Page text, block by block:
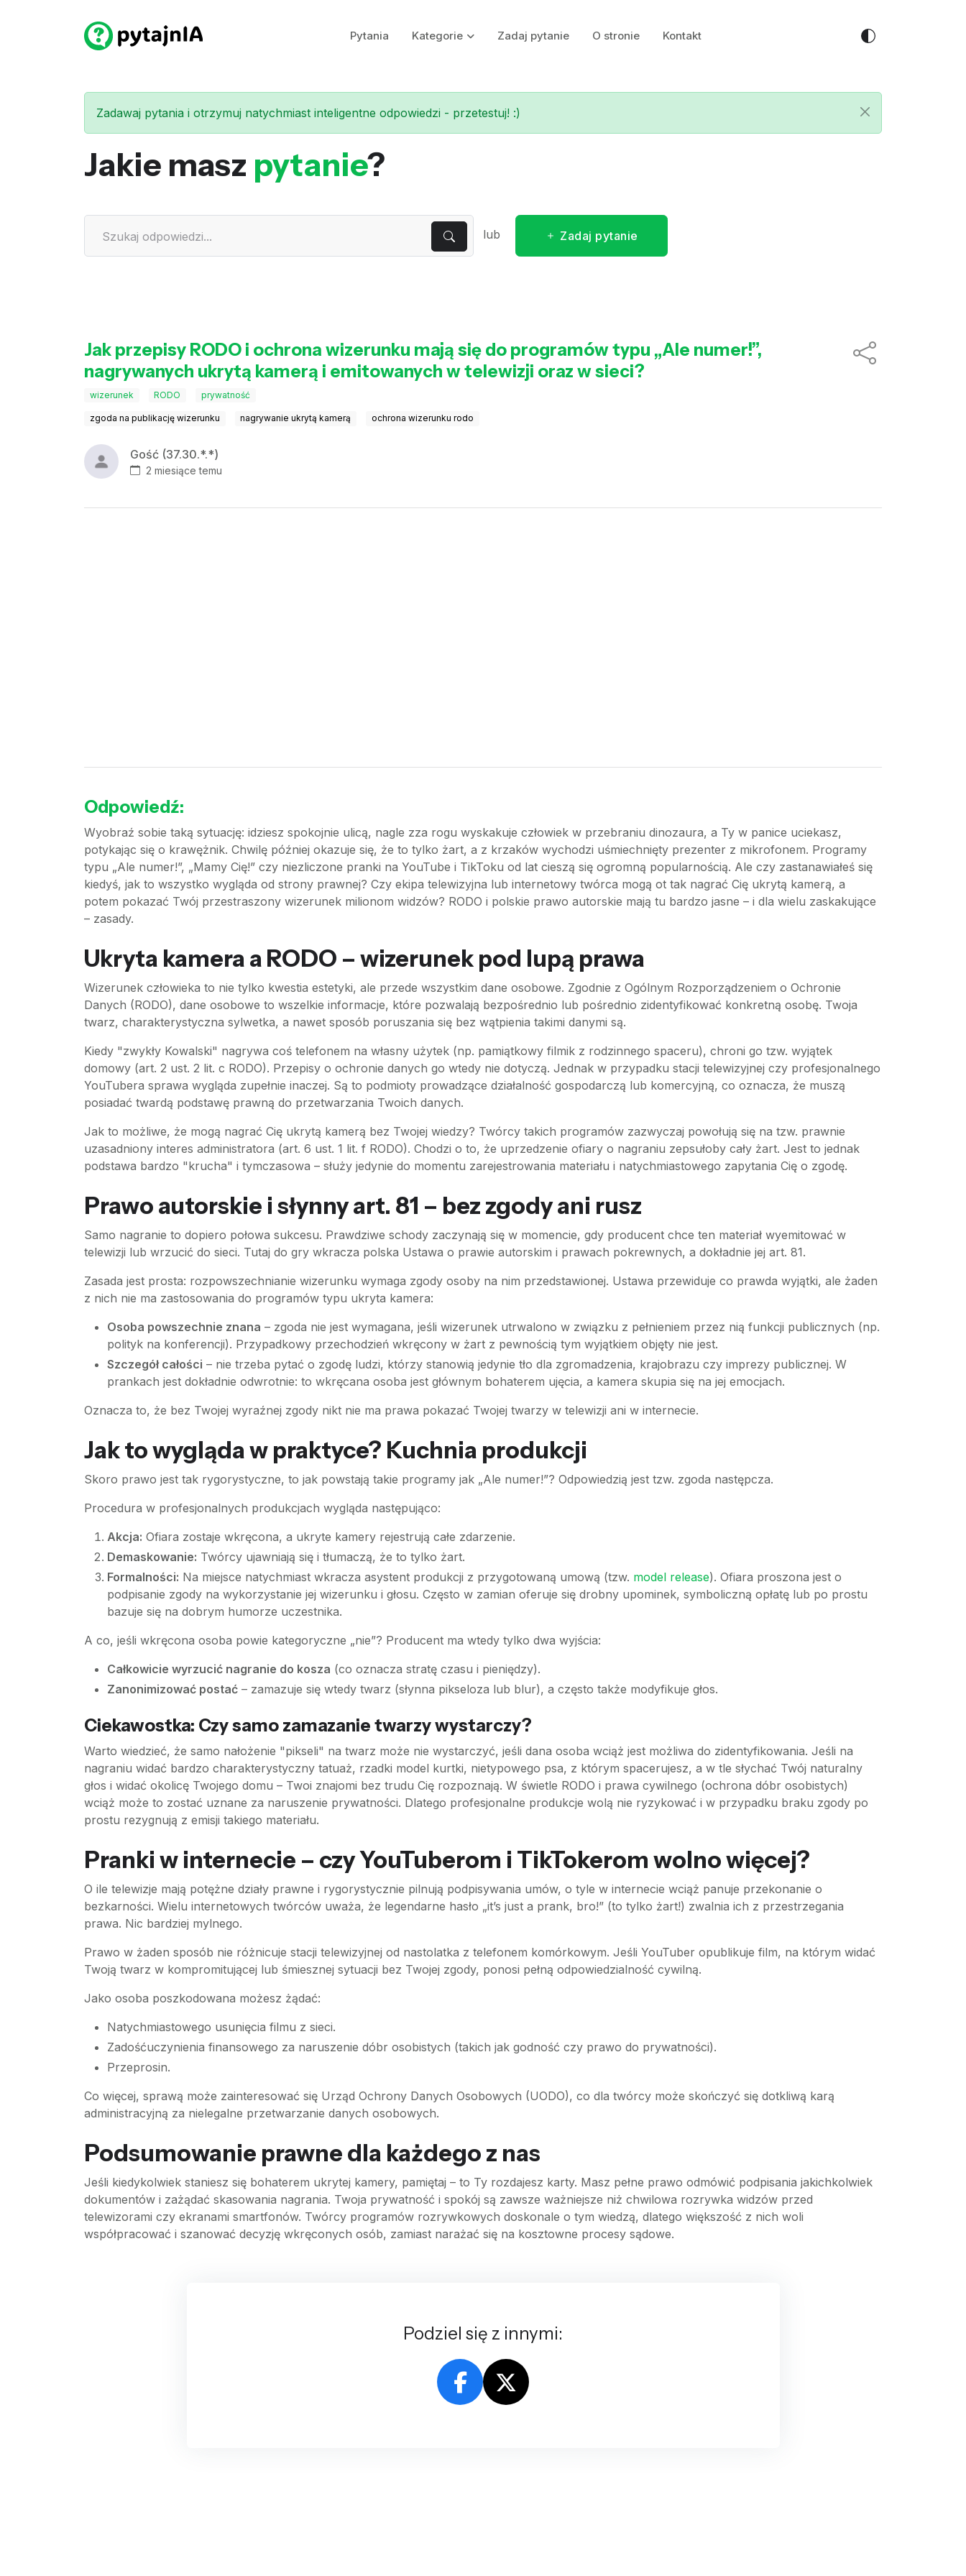
Pytania Kategorie Zadaj pytanie O stronie Kontakt
Zadawaj pytania i otrzymuj natychmiast inteligentne odpowiedzi - przetestuj! :)
Jakie masz pytanie?
lub Zadaj pytanie
Jak przepisy RODO i ochrona wizerunku mają się do programów typu „Ale numer!”,
nagrywanych ukrytą kamerą i emitowanych w telewizji oraz w sieci?
wizerunek RODO prywatność
zgoda na publikację wizerunku nagrywanie ukrytą kamerą ochrona wizerunku rodo
Gość (37.30.*.*)
2 miesiące temu
Odpowiedź:
Wyobraź sobie taką sytuację: idziesz spokojnie ulicą, nagle zza rogu wyskakuje człowiek w przebraniu dinozaura, a Ty w panice uciekasz,
potykając się o krawężnik. Chwilę później okazuje się, że to tylko żart, a z krzaków wychodzi uśmiechnięty prezenter z mikrofonem. Programy
typu „Ale numer!”, „Mamy Cię!” czy niezliczone pranki na YouTube i TikToku od lat cieszą się ogromną popularnością. Ale czy zastanawiałeś się
kiedyś, jak to wszystko wygląda od strony prawnej? Czy ekipa telewizyjna lub internetowy twórca mogą ot tak nagrać Cię ukrytą kamerą, a
potem pokazać Twój przestraszony wizerunek milionom widzów? RODO i polskie prawo autorskie mają tu bardzo jasne – i dla wielu zaskakujące
– zasady.
Ukryta kamera a RODO – wizerunek pod lupą prawa
Wizerunek człowieka to nie tylko kwestia estetyki, ale przede wszystkim dane osobowe. Zgodnie z Ogólnym Rozporządzeniem o Ochronie
Danych (RODO), dane osobowe to wszelkie informacje, które pozwalają bezpośrednio lub pośrednio zidentyfikować konkretną osobę. Twoja
twarz, charakterystyczna sylwetka, a nawet sposób poruszania się bez wątpienia takimi danymi są.
Kiedy "zwykły Kowalski" nagrywa coś telefonem na własny użytek (np. pamiątkowy filmik z rodzinnego spaceru), chroni go tzw. wyjątek
domowy (art. 2 ust. 2 lit. c RODO). Przepisy o ochronie danych go wtedy nie dotyczą. Jednak w przypadku stacji telewizyjnej czy profesjonalnego
YouTubera sprawa wygląda zupełnie inaczej. Są to podmioty prowadzące działalność gospodarczą lub komercyjną, co oznacza, że muszą
posiadać twardą podstawę prawną do przetwarzania Twoich danych.
Jak to możliwe, że mogą nagrać Cię ukrytą kamerą bez Twojej wiedzy? Twórcy takich programów zazwyczaj powołują się na tzw. prawnie
uzasadniony interes administratora (art. 6 ust. 1 lit. f RODO). Chodzi o to, że uprzedzenie ofiary o nagraniu zepsułoby cały żart. Jest to jednak
podstawa bardzo "krucha" i tymczasowa – służy jedynie do momentu zarejestrowania materiału i natychmiastowego zapytania Cię o zgodę.
Prawo autorskie i słynny art. 81 – bez zgody ani rusz
Samo nagranie to dopiero połowa sukcesu. Prawdziwe schody zaczynają się w momencie, gdy producent chce ten materiał wyemitować w
telewizji lub wrzucić do sieci. Tutaj do gry wkracza polska Ustawa o prawie autorskim i prawach pokrewnych, a dokładnie jej art. 81.
Zasada jest prosta: rozpowszechnianie wizerunku wymaga zgody osoby na nim przedstawionej. Ustawa przewiduje co prawda wyjątki, ale żaden
z nich nie ma zastosowania do programów typu ukryta kamera:
Osoba powszechnie znana – zgoda nie jest wymagana, jeśli wizerunek utrwalono w związku z pełnieniem przez nią funkcji publicznych (np.
polityk na konferencji). Przypadkowy przechodzień wkręcony w żart z pewnością tym wyjątkiem objęty nie jest.
Szczegół całości – nie trzeba pytać o zgodę ludzi, którzy stanowią jedynie tło dla zgromadzenia, krajobrazu czy imprezy publicznej. W
prankach jest dokładnie odwrotnie: to wkręcana osoba jest głównym bohaterem ujęcia, a kamera skupia się na jej emocjach.
Oznacza to, że bez Twojej wyraźnej zgody nikt nie ma prawa pokazać Twojej twarzy w telewizji ani w internecie.
Jak to wygląda w praktyce? Kuchnia produkcji
Skoro prawo jest tak rygorystyczne, to jak powstają takie programy jak „Ale numer!”? Odpowiedzią jest tzw. zgoda następcza.
Procedura w profesjonalnych produkcjach wygląda następująco:
Akcja: Ofiara zostaje wkręcona, a ukryte kamery rejestrują całe zdarzenie.
Demaskowanie: Twórcy ujawniają się i tłumaczą, że to tylko żart.
Formalności: Na miejsce natychmiast wkracza asystent produkcji z przygotowaną umową (tzw. model release). Ofiara proszona jest o
podpisanie zgody na wykorzystanie jej wizerunku i głosu. Często w zamian oferuje się drobny upominek, symboliczną opłatę lub po prostu
bazuje się na dobrym humorze uczestnika.
A co, jeśli wkręcona osoba powie kategoryczne „nie”? Producent ma wtedy tylko dwa wyjścia:
Całkowicie wyrzucić nagranie do kosza (co oznacza stratę czasu i pieniędzy).
Zanonimizować postać – zamazuje się wtedy twarz (słynna pikseloza lub blur), a często także modyfikuje głos.
Ciekawostka: Czy samo zamazanie twarzy wystarczy?
Warto wiedzieć, że samo nałożenie "pikseli" na twarz może nie wystarczyć, jeśli dana osoba wciąż jest możliwa do zidentyfikowania. Jeśli na
nagraniu widać bardzo charakterystyczny tatuaż, rzadki model kurtki, nietypowego psa, z którym spacerujesz, a w tle słychać Twój naturalny
głos i widać okolicę Twojego domu – Twoi znajomi bez trudu Cię rozpoznają. W świetle RODO i prawa cywilnego (ochrona dóbr osobistych)
wciąż może to zostać uznane za naruszenie prywatności. Dlatego profesjonalne produkcje wolą nie ryzykować i w przypadku braku zgody po
prostu rezygnują z emisji takiego materiału.
Pranki w internecie – czy YouTuberom i TikTokerom wolno więcej?
O ile telewizje mają potężne działy prawne i rygorystycznie pilnują podpisywania umów, o tyle w internecie wciąż panuje przekonanie o
bezkarności. Wielu internetowych twórców uważa, że legendarne hasło „it’s just a prank, bro!” (to tylko żart!) zwalnia ich z przestrzegania
prawa. Nic bardziej mylnego.
Prawo w żaden sposób nie różnicuje stacji telewizyjnej od nastolatka z telefonem komórkowym. Jeśli YouTuber opublikuje film, na którym widać
Twoją twarz w kompromitującej lub śmiesznej sytuacji bez Twojej zgody, ponosi pełną odpowiedzialność cywilną.
Jako osoba poszkodowana możesz żądać:
Natychmiastowego usunięcia filmu z sieci.
Zadośćuczynienia finansowego za naruszenie dóbr osobistych (takich jak godność czy prawo do prywatności).
Przeprosin.
Co więcej, sprawą może zainteresować się Urząd Ochrony Danych Osobowych (UODO), co dla twórcy może skończyć się dotkliwą karą
administracyjną za nielegalne przetwarzanie danych osobowych.
Podsumowanie prawne dla każdego z nas
Jeśli kiedykolwiek staniesz się bohaterem ukrytej kamery, pamiętaj – to Ty rozdajesz karty. Masz pełne prawo odmówić podpisania jakichkolwiek
dokumentów i zażądać skasowania nagrania. Twoja prywatność i spokój są zawsze ważniejsze niż chwilowa rozrywka widzów przed
telewizorami czy ekranami smartfonów. Twórcy programów rozrywkowych doskonale o tym wiedzą, dlatego większość z nich woli
współpracować i szanować decyzję wkręconych osób, zamiast narażać się na kosztowne procesy sądowe.
Podziel się z innymi: